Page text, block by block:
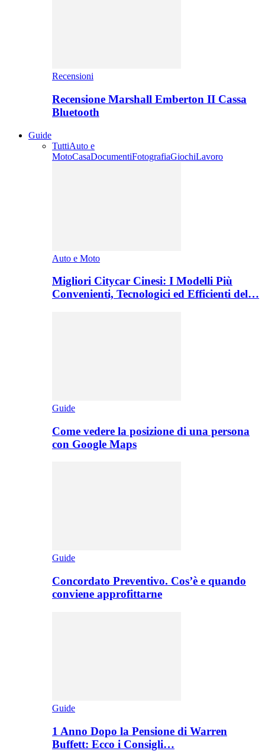
Recensioni
Recensione Marshall Emberton II Cassa
Bluetooth
Guide
TuttiAuto e
MotoCasaDocumentiFotografiaGiochiLavoro
Auto e Moto
Migliori Citycar Cinesi: I Modelli Più
Convenienti, Tecnologici ed Efficienti del…
Guide
Come vedere la posizione di una persona
con Google Maps
Guide
Concordato Preventivo. Cos’è e quando
conviene approfittarne
Guide
1 Anno Dopo la Pensione di Warren
Buffett: Ecco i Consigli…